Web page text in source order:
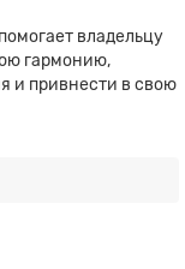
владельцу
гармонию,
и привнести в свою